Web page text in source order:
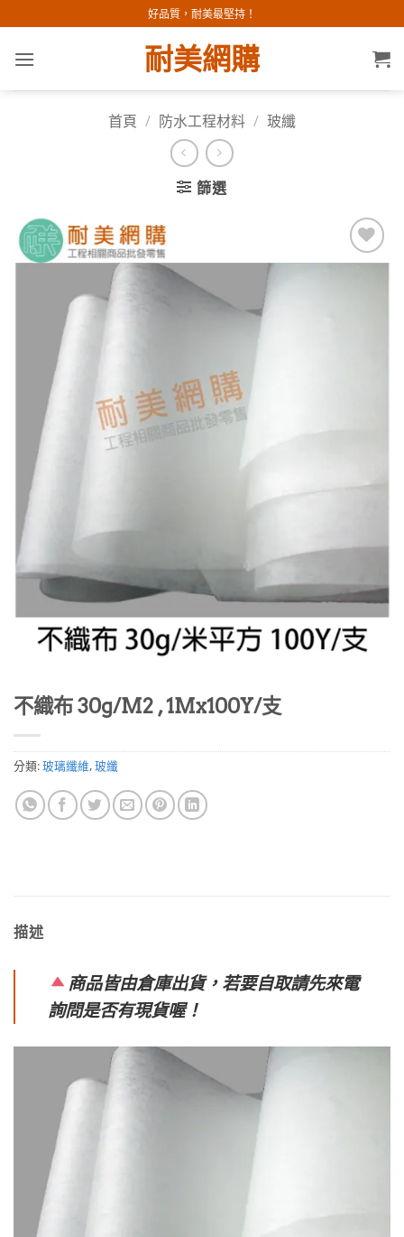
to
content
好品質，耐美最堅持！
耐美網購
首頁 / 防水工程材料 / 玻纖
篩選
不織布 30g/M2 , 1Mx100Y/支
分類:玻璃纖維,玻纖
描述
商品皆由倉庫出貨，若要自取請先來電
詢問是否有現貨喔！